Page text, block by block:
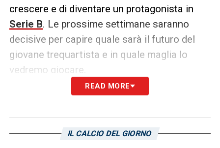
crescere e di diventare un protagonista in
Serie B. Le prossime settimane saranno
decisive per capire quale sarà il futuro del
giovane trequartista e in quale maglia lo
vedremo giocare.
READ MORE
IL CALCIO DEL GIORNO